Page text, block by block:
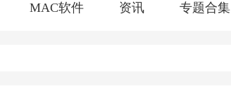
MAC软件 资讯 专题合集